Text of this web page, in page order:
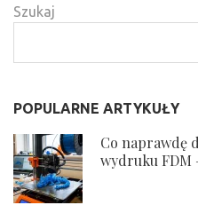
Szukaj
POPULARNE ARTYKUŁY
Co naprawdę
wydruku FDM